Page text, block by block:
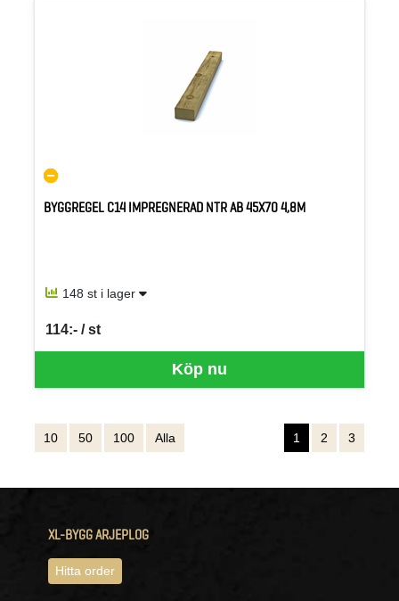
BYGGREGEL C14 IMPREGNERAD NTR AB 45X70 4,8M
148 st i lager
Köp nu
114:- / st
SEK per ST
10 50 100 Alla 1 2 3
XL-BYGG ARJEPLOG
Hitta order